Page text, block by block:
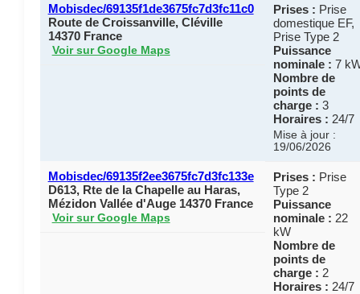
Mobisdec/69135f1de3675fc7d3fc11c0
Route de Croissanville, Cléville
14370 France
Voir sur Google Maps
Prises : Prise
domestique EF,
Prise Type 2
Puissance
nominale : 7
Nombre de
points de
charge : 3
Horaires : 24/7
Mise à jour :
19/06/2026
Mobisdec/69135f2ee3675fc7d3fc133e
D613, Rte de la Chapelle au Haras,
Mézidon Vallée d'Auge 14370 France
Voir sur Google Maps
Prises : Prise
Type 2
Puissance
nominale : 22
kW
Nombre de
points de
charge : 2
Horaires : 24/7